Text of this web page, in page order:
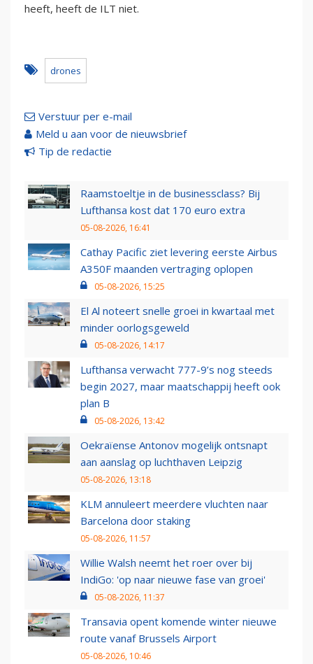
heeft, heeft de ILT niet.
drones
Verstuur per e-mail
Meld u aan voor de nieuwsbrief
Tip de redactie
Raamstoeltje in de businessclass? Bij
Lufthansa kost dat 170 euro extra
05-08-2026, 16:41
Cathay Pacific ziet levering eerste Airbus
A350F maanden vertraging oplopen
05-08-2026, 15:25
El Al noteert snelle groei in kwartaal met
minder oorlogsgeweld
05-08-2026, 14:17
Lufthansa verwacht 777-9’s nog steeds
begin 2027, maar maatschappij heeft ook
plan B
05-08-2026, 13:42
Oekraïense Antonov mogelijk ontsnapt
aan aanslag op luchthaven Leipzig
05-08-2026, 13:18
KLM annuleert meerdere vluchten naar
Barcelona door staking
05-08-2026, 11:57
Willie Walsh neemt het roer over bij
IndiGo: 'op naar nieuwe fase van groei'
05-08-2026, 11:37
Transavia opent komende winter nieuwe
route vanaf Brussels Airport
05-08-2026, 10:46